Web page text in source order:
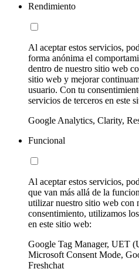
Rendimiento
Al aceptar estos servicios,
forma anónima el
dentro de nuestro sitio web
sitio web y mejorar
usuario. Con tu
servicios de terceros en este
Google Analytics, Clarity,
Funcional
Al aceptar estos servicios,
que van más allá de la
utilizar nuestro sitio web con
consentimiento, utilizamos
en este sitio web:
Google Tag Manager, UET
Microsoft Consent Mode,
Freshchat